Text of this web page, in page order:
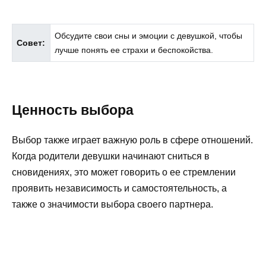
Совет:
Обсудите свои сны и эмоции с девушкой, чтобы
лучше понять ее страхи и беспокойства.
Ценность выбора
Выбор также играет важную роль в сфере отношений.
Когда родители девушки начинают сниться в
сновидениях, это может говорить о ее стремлении
проявить независимость и самостоятельность, а
также о значимости выбора своего партнера.